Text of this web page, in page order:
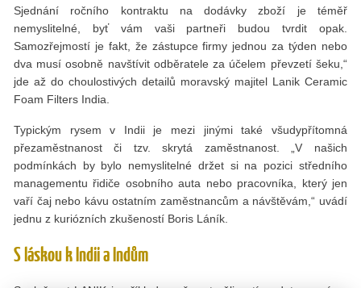
Sjednání ročního kontraktu na dodávky zboží je téměř
nemyslitelné, byť vám vaši partneři budou tvrdit opak.
Samozřejmostí je fakt, že zástupce firmy jednou za týden nebo
dva musí osobně navštívit odběratele za účelem převzetí šeku,“
jde až do choulostivých detailů moravský majitel Lanik Ceramic
Foam Filters India.
Typickým rysem v Indii je mezi jinými také všudypřítomná
přezaměstnanost či tzv. skrytá zaměstnanost. „V našich
podmínkách by bylo nemyslitelné držet si na pozici středního
managementu řidiče osobního auta nebo pracovníka, který jen
vaří čaj nebo kávu ostatním zaměstnancům a návštěvám,“ uvádí
jednu z kuriózních zkušeností Boris Láník.
S láskou k Indii a Indům